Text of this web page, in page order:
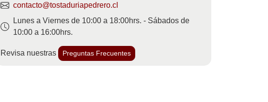
contacto@tostaduriapedrero.cl
Lunes a Viernes de 10:00 a 18:00hrs. - Sábados de
10:00 a 16:00hrs.
Revisa nuestras Preguntas Frecuentes